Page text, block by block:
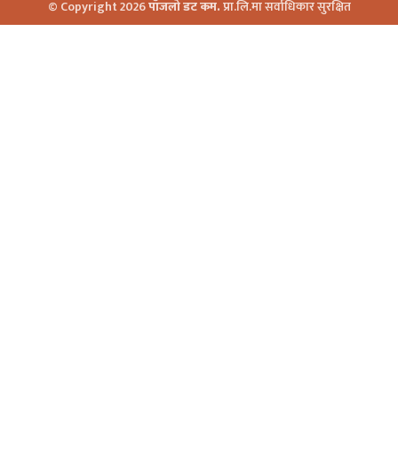
© Copyright 2026पाँजलो डट कम.प्रा.लि.मा सर्वाधिकार सुरक्षित